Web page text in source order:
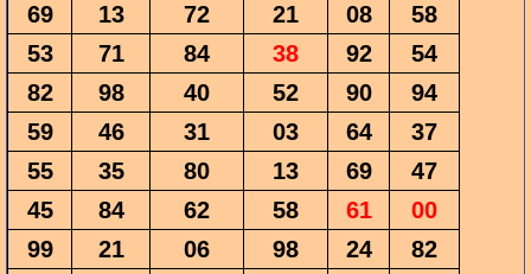
69
13 72 21 08
58
53
71 84 38 92
54
82
98 40 52 90
94
59
46 31 03 64
37
55
35 80 13 69
47
45
84 62 58 61
00
99
21 06 98 24
82